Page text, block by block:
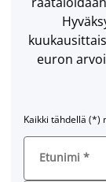
euron
Kaikki tähdellä (*)
Etunimi *